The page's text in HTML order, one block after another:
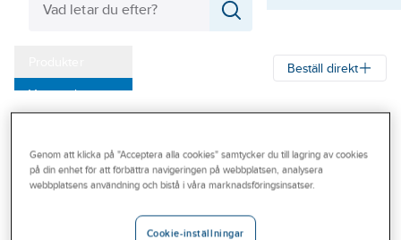
Varumärken
Outlet
Branscher
Beställ direkt
3M
Genom att klicka på "Acceptera alla cookies" samtycker du till lagring av cookies
på din enhet för att förbättra navigeringen på webbplatsen, analysera
webbplatsens användning och bistå i våra marknadsföringsinsatser.
Cookie-inställningar